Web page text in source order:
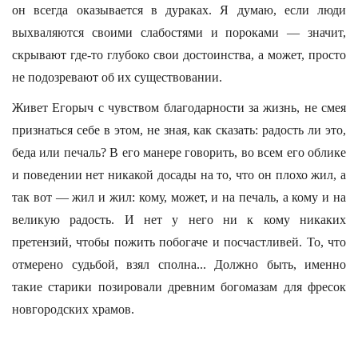
он всегда оказывается в дураках. Я думаю, если люди
выхваляются своими слабостями и пороками — значит,
скрывают где-то глубоко свои достоинства, а может, просто
не подозревают об их существовании.
Живет Егорыч с чувством благодарности за жизнь, не смея
признаться себе в этом, не зная, как сказать: радость ли это,
беда или печаль? В его манере говорить, во всем его облике
и поведении нет никакой досады на то, что он плохо жил, а
так вот — жил и жил: кому, может, и на печаль, а кому и на
великую радость. И нет у него ни к кому никаких
претензий, чтобы пожить побогаче и посчастливей. То, что
отмерено судьбой, взял сполна... Должно быть, именно
такие старики позировали древним богомазам для фресок
новгородских храмов.